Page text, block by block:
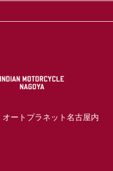
ートプラネット名古屋内